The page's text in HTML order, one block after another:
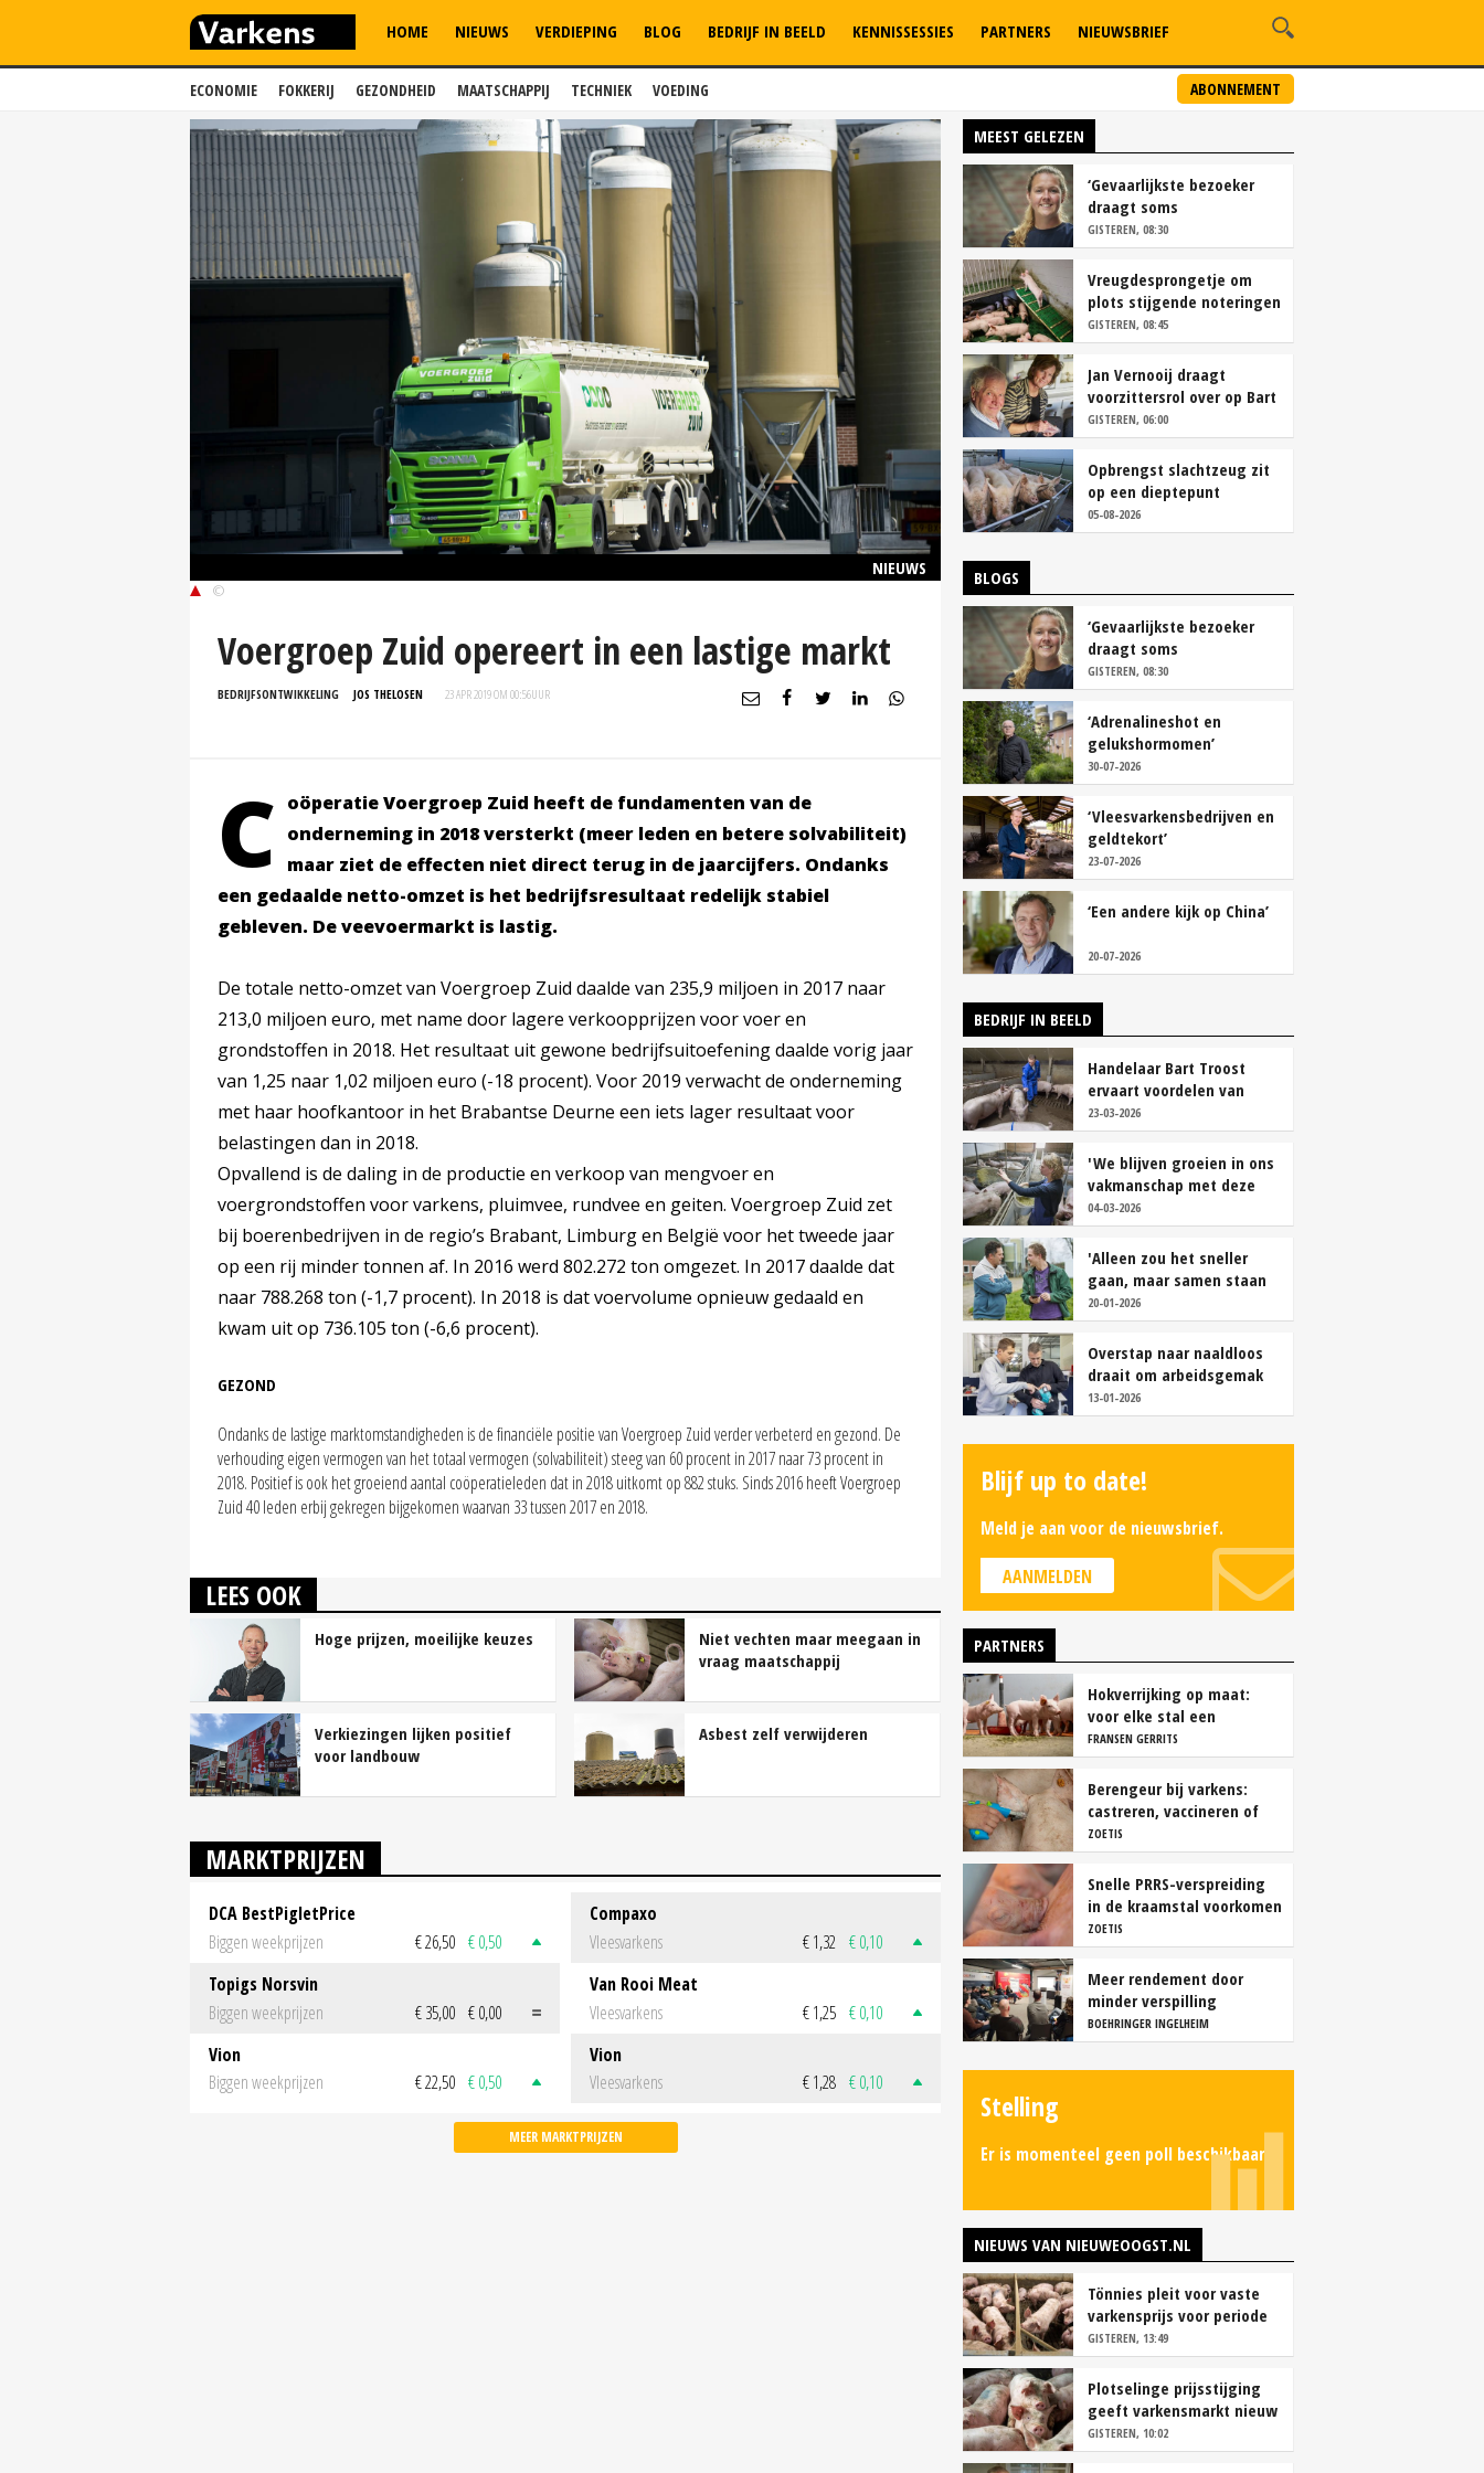
ECONOMIE FOKKERIJ GEZONDHEID MAATSCHAPPIJ TECHNIEK VOEDING ABONNEMENT
HOME NIEUWS VERDIEPING BLOG BEDRIJF IN BEELD KENNISSESSIES PARTNERS NIEUWSBRIEF
NIEUWS
©
Voergroep Zuid opereert in een lastige markt
BEDRIJFSONTWIKKELING JOS THELOSEN 23 APR 2019 OM 00:56UUR
C oöperatie Voergroep Zuid heeft de fundamenten van de
onderneming in 2018 versterkt (meer leden en betere solvabiliteit)
maar ziet de effecten niet direct terug in de jaarcijfers. Ondanks
een gedaalde netto-omzet is het bedrijfsresultaat redelijk stabiel
gebleven. De veevoermarkt is lastig.
De totale netto-omzet van Voergroep Zuid daalde van 235,9 miljoen in 2017 naar
213,0 miljoen euro, met name door lagere verkoopprijzen voor voer en
grondstoffen in 2018. Het resultaat uit gewone bedrijfsuitoefening daalde vorig jaar
van 1,25 naar 1,02 miljoen euro (-18 procent). Voor 2019 verwacht de onderneming
met haar hoofkantoor in het Brabantse Deurne een iets lager resultaat voor
belastingen dan in 2018.
Opvallend is de daling in de productie en verkoop van mengvoer en
voergrondstoffen voor varkens, pluimvee, rundvee en geiten. Voergroep Zuid zet
bij boerenbedrijven in de regio’s Brabant, Limburg en België voor het tweede jaar
op een rij minder tonnen af. In 2016 werd 802.272 ton omgezet. In 2017 daalde dat
naar 788.268 ton (-1,7 procent). In 2018 is dat voervolume opnieuw gedaald en
kwam uit op 736.105 ton (-6,6 procent).
GEZOND
Ondanks de lastige marktomstandigheden is de financiële positie van Voergroep Zuid verder verbeterd en gezond. De
verhouding eigen vermogen van het totaal vermogen (solvabiliteit) steeg van 60 procent in 2017 naar 73 procent in
2018. Positief is ook het groeiend aantal coöperatieleden dat in 2018 uitkomt op 882 stuks. Sinds 2016 heeft Voergroep
Zuid 40 leden erbij gekregen bijgekomen waarvan 33 tussen 2017 en 2018.
LEES OOK
Hoge prijzen, moeilijke keuzes
Niet vechten maar meegaan in
vraag maatschappij
Verkiezingen lijken positief
voor landbouw
Asbest zelf verwijderen
MARKTPRIJZEN
DCA BestPigletPrice
Biggen weekprijzen
€ 26,50 € 0,50
Topigs Norsvin
Biggen weekprijzen
€ 35,00 € 0,00
Vion
Biggen weekprijzen
€ 22,50 € 0,50
Compaxo
Vleesvarkens
€ 1,32 € 0,10
Van Rooi Meat
Vleesvarkens
€ 1,25 € 0,10
Vion
Vleesvarkens
€ 1,28 € 0,10
MEER MARKTPRIJZEN
MEEST GELEZEN
‘Gevaarlijkste bezoeker
draagt soms
overschoenen’
GISTEREN, 08:30
Vreugdesprongetje om
plots stijgende noteringen
GISTEREN, 08:45
Jan Vernooij draagt
voorzittersrol over op Bart
Camps
GISTEREN, 06:00
Opbrengst slachtzeug zit
op een dieptepunt
05-08-2026
BLOGS
‘Gevaarlijkste bezoeker
draagt soms
overschoenen’
GISTEREN, 08:30
‘Adrenalineshot en
gelukshormomen’
30-07-2026
‘Vleesvarkensbedrijven en
geldtekort’
23-07-2026
‘Een andere kijk op China’
20-07-2026
BEDRIJF IN BEELD
Handelaar Bart Troost
ervaart voordelen van
coöperatieve voerfusie
23-03-2026
'We blijven groeien in ons
vakmanschap met deze
teamaanpak'
04-03-2026
'Alleen zou het sneller
gaan, maar samen staan
we stukken sterker'
20-01-2026
Overstap naar naaldloos
draait om arbeidsgemak
en diervriendelijkheid
13-01-2026
Blijf up to date!
Meld je aan voor de nieuwsbrief.
AANMELDEN
PARTNERS
Hokverrijking op maat:
voor elke stal een
oplossing
FRANSEN GERRITS
Berengeur bij varkens:
castreren, vaccineren of
intact houden?
ZOETIS
Snelle PRRS-verspreiding
in de kraamstal voorkomen
ZOETIS
Meer rendement door
minder verspilling
BOEHRINGER INGELHEIM
Stelling
Er is momenteel geen poll beschikbaar.
NIEUWS VAN NIEUWEOOGST.NL
Tönnies pleit voor vaste
varkensprijs voor periode
van zes maanden
GISTEREN, 13:49
Plotselinge prijsstijging
geeft varkensmarkt nieuw
perspectief
GISTEREN, 10:02